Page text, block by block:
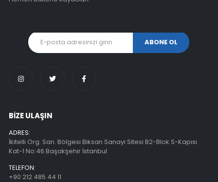
BİZE ULAŞIN
ADRES:
İkitelli Org. San. Bölgesi Biksan Sanayi Sitesi B2-Blok S-Kapısı
Kat-1 No:46 Başakşehir İstanbul
TELEFON:
+90 212 485 44 11